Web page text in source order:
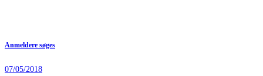
Anmeldere søges
07/05/2018